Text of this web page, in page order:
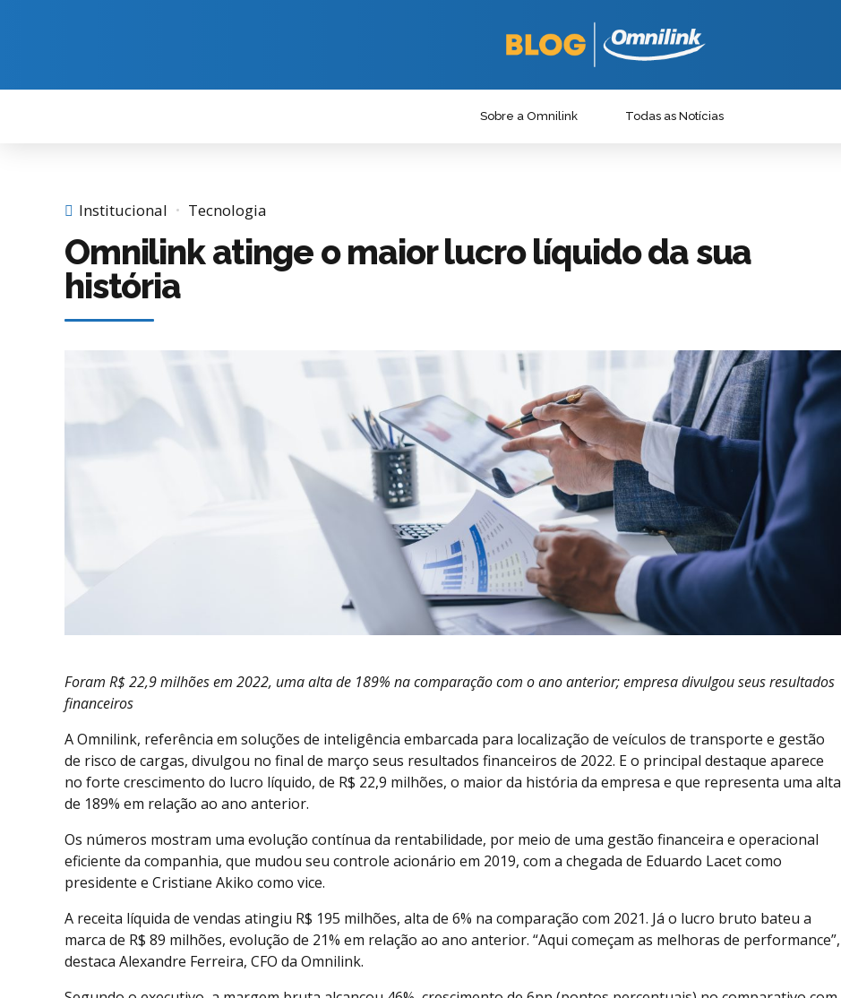
Sobre a Omnilink Todas as Notícias
Institucional Tecnologia
Omnilink atinge o maior lucro líquido da sua
história
Foram R$ 22,9 milhões em 2022, uma alta de 189% na comparação com o ano anterior; empresa divulgou seus resultados
financeiros
A Omnilink, referência em soluções de inteligência embarcada para localização de veículos de transporte e gestão
de risco de cargas, divulgou no final de março seus resultados financeiros de 2022. E o principal destaque aparece
no forte crescimento do lucro líquido, de R$ 22,9 milhões, o maior da história da empresa e que representa uma alta
de 189% em relação ao ano anterior.
Os números mostram uma evolução contínua da rentabilidade, por meio de uma gestão financeira e operacional
eficiente da companhia, que mudou seu controle acionário em 2019, com a chegada de Eduardo Lacet como
presidente e Cristiane Akiko como vice.
A receita líquida de vendas atingiu R$ 195 milhões, alta de 6% na comparação com 2021. Já o lucro bruto bateu a
marca de R$ 89 milhões, evolução de 21% em relação ao ano anterior. “Aqui começam as melhoras de performance”,
destaca Alexandre Ferreira, CFO da Omnilink.